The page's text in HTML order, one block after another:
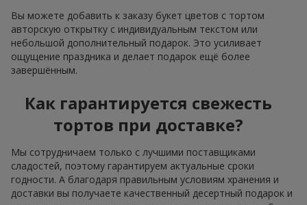
Вы можете добавить к заказу букет цветов с тортом
авторскую открытку с индивидуальным текстом или
небольшой дополнительный подарок. Это усиливает
ощущение праздника и делает подарок ещё более
завершённым.
Как гарантируется свежесть
тортов при доставке?
Мы сотрудничаем только с лучшими поставщиками
сладостей, поэтому гарантируем актуальные сроки
годности. А благодаря правильным условиям хранения и
доставки вы получаете качественный десертный подарок и